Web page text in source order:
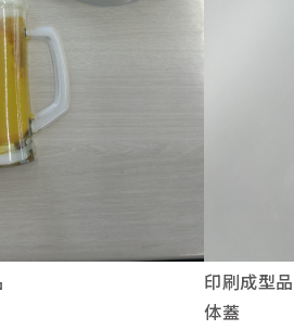
印刷成型
体蓋